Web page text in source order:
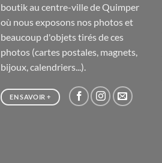
boutik au centre-ville de Quimper
où nous exposons nos photos et
beaucoup d'objets tirés de ces
photos (cartes postales, magnets,
bijoux, calendriers...).
EN SAVOIR +